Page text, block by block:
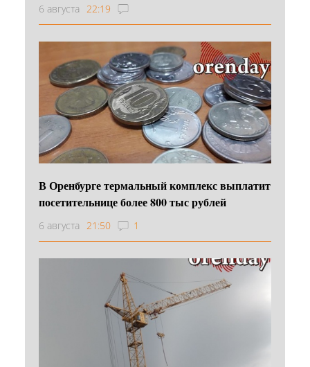
6 августа 22:19
В Оренбурге термальный комплекс выплатит
посетительнице более 800 тыс рублей
6 августа 21:50 1